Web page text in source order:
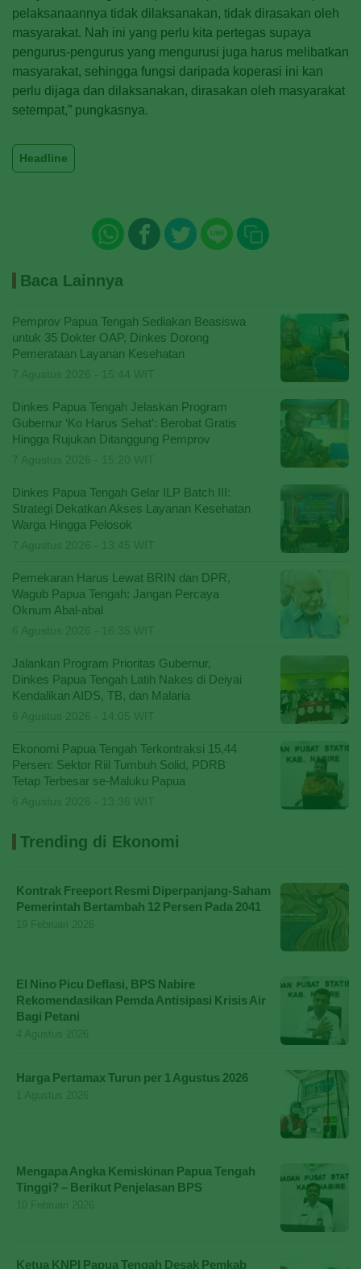
pelaksanaannya tidak dilaksanakan, tidak dirasakan oleh
masyarakat. Nah ini yang perlu kita pertegas supaya
pengurus-pengurus yang mengurusi juga harus melibatkan
masyarakat, sehingga fungsi daripada koperasi ini kan
perlu dijaga dan dilaksanakan, dirasakan oleh masyarakat
setempat,” pungkasnya.
Headline
Baca Lainnya
Pemprov Papua Tengah Sediakan Beasiswa
untuk 35 Dokter OAP, Dinkes Dorong
Pemerataan Layanan Kesehatan
Dinkes Papua Tengah Jelaskan Program
Gubernur ‘Ko Harus Sehat’: Berobat Gratis
Hingga Rujukan Ditanggung Pemprov
Dinkes Papua Tengah Gelar ILP Batch III:
Strategi Dekatkan Akses Layanan Kesehatan
Warga Hingga Pelosok
Pemekaran Harus Lewat BRIN dan DPR,
Wagub Papua Tengah: Jangan Percaya
Oknum Abal-abal
Jalankan Program Prioritas Gubernur,
Dinkes Papua Tengah Latih Nakes di Deiyai
Kendalikan AIDS, TB, dan Malaria
Ekonomi Papua Tengah Terkontraksi 15,44
Persen: Sektor Riil Tumbuh Solid, PDRB
Tetap Terbesar se-Maluku Papua
Trending di Ekonomi
Kontrak Freeport Resmi Diperpanjang-Saham
Pemerintah Bertambah 12 Persen Pada 2041
El Nino Picu Deflasi, BPS Nabire
Rekomendasikan Pemda Antisipasi Krisis Air
Bagi Petani
Harga Pertamax Turun per 1 Agustus 2026
Mengapa Angka Kemiskinan Papua Tengah
Tinggi? – Berikut Penjelasan BPS
Ketua KNPI Papua Tengah Desak Pemkab